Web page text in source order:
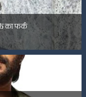
का फर्क